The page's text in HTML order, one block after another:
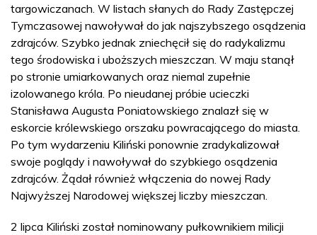
targowiczanach. W listach słanych do Rady Zastępczej
Tymczasowej nawoływał do jak najszybszego osądzenia
zdrajców. Szybko jednak zniechęcił się do radykalizmu
tego środowiska i uboższych mieszczan. W maju stanął
po stronie umiarkowanych oraz niemal zupełnie
izolowanego króla. Po nieudanej próbie ucieczki
Stanisława Augusta Poniatowskiego znalazł się w
eskorcie królewskiego orszaku powracającego do miasta.
Po tym wydarzeniu Kiliński ponownie zradykalizował
swoje poglądy i nawoływał do szybkiego osądzenia
zdrajców. Żądał również włączenia do nowej Rady
Najwyższej Narodowej większej liczby mieszczan.
2 lipca Kiliński został nominowany pułkownikiem milicji